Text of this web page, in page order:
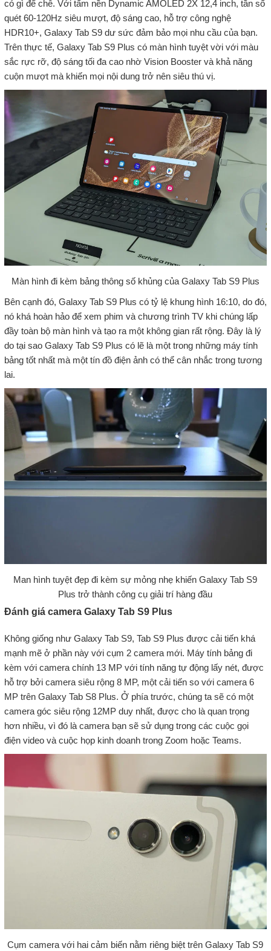
có gì để chê. Với tấm nền Dynamic AMOLED 2X 12,4 inch, tần số
quét 60-120Hz siêu mượt, độ sáng cao, hỗ trợ công nghệ
HDR10+, Galaxy Tab S9 dư sức đảm bảo mọi nhu cầu của bạn.
Trên thực tế, Galaxy Tab S9 Plus có màn hình tuyệt vời với màu
sắc rực rỡ, độ sáng tối đa cao nhờ Vision Booster và khả năng
cuộn mượt mà khiến mọi nội dung trở nên siêu thú vị.
Màn hình đi kèm bảng thông số khủng của Galaxy Tab S9 Plus
Bên cạnh đó, Galaxy Tab S9 Plus có tỷ lệ khung hình 16:10, do đó,
nó khá hoàn hảo để xem phim và chương trình TV khi chúng lấp
đầy toàn bộ màn hình và tạo ra một không gian rất rộng. Đây là lý
do tại sao Galaxy Tab S9 Plus có lẽ là một trong những máy tính
bảng tốt nhất mà một tín đồ điện ảnh có thể cân nhắc trong tương
lai.
Man hình tuyệt đẹp đi kèm sự mỏng nhẹ khiến Galaxy Tab S9
Plus trở thành công cụ giải trí hàng đầu
Đánh giá camera Galaxy Tab S9 Plus
Không giống như Galaxy Tab S9, Tab S9 Plus được cải tiến khá
mạnh mẽ ở phần này với cụm 2 camera mới. Máy tính bảng đi
kèm với camera chính 13 MP với tính năng tự động lấy nét, được
hỗ trợ bởi camera siêu rộng 8 MP, một cải tiến so với camera 6
MP trên Galaxy Tab S8 Plus. Ở phía trước, chúng ta sẽ có một
camera góc siêu rộng 12MP duy nhất, được cho là quan trọng
hơn nhiều, vì đó là camera bạn sẽ sử dụng trong các cuộc gọi
điện video và cuộc họp kinh doanh trong Zoom hoặc Teams.
Cụm camera với hai cảm biến nằm riêng biệt trên Galaxy Tab S9